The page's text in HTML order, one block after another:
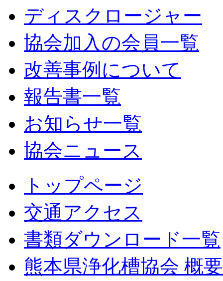
ディスクロージャー
協会加入の会員一覧
改善事例について
報告書一覧
お知らせ一覧
協会ニュース
トップページ
交通アクセス
書類ダウンロード一覧
熊本県浄化槽協会 概要